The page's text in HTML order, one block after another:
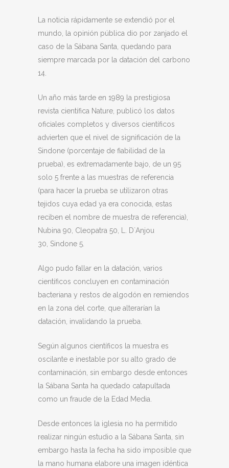
La noticia rápidamente se extendió por el
mundo, la opinión pública dio por zanjado el
caso de la Sábana Santa, quedando para
siempre marcada por la datación del carbono
14.
Un año más tarde en 1989 la prestigiosa
revista científica Nature, publicó los datos
oficiales completos y diversos científicos
advierten que el nivel de significación de la
Sindone (porcentaje de fiabilidad de la
prueba), es extremadamente bajo, de un 95
solo 5 frente a las muestras de referencia
(para hacer la prueba se utilizaron otras
tejidos cuya edad ya era conocida, estas
reciben el nombre de muestra de referencia),
Nubina 90, Cleopatra 50, L. D`Anjou
30, Sindone 5.
Algo pudo fallar en la datación, varios
científicos concluyen en contaminación
bacteriana y restos de algodón en remiendos
en la zona del corte, que alterarían la
datación, invalidando la prueba.
Según algunos científicos la muestra es
oscilante e inestable por su alto grado de
contaminación, sin embargo desde entonces
la Sábana Santa ha quedado catapultada
como un fraude de la Edad Media.
Desde entonces la iglesia no ha permitido
realizar ningún estudio a la Sábana Santa, sin
embargo hasta la fecha ha sido imposible que
la mano humana elabore una imagen idéntica